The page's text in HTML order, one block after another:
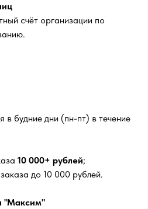
счёт организации по
в будние дни (пн-пт) в течение
10 000+ рублей;
до 10 000 рублей.
"Максим"